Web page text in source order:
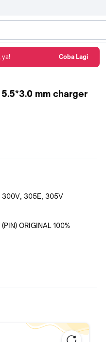
mm charger
305E, 305V
ORIGINAL 100%
ya! Coba Lagi